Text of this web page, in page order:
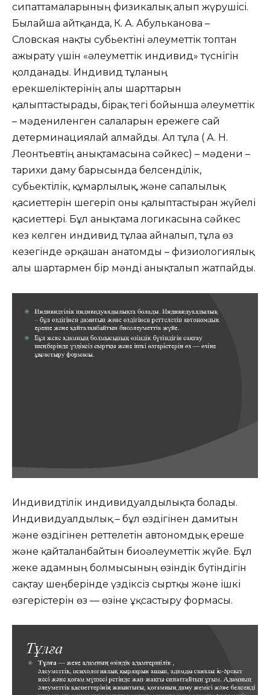
сипаттамаларының физикалық алып жүрушісі.
Былайша айтқанда, К. А. Абульканова –
Словская нақты субьектіні әлеуметтік топтан
ажырату үшін «әлеуметтік индивид» түснігін
қолданады. Индивид тұлғаның
ерекшеліктерінің алғы шарттарын
қалыптастырады, бірақ тегі бойынша әлеуметтік
– мәдениленген салаларын ережеге сай
детерминациялай алмайды. Ал тұлға ( А. Н.
Леонтьевтің анықтамасына сәйкес) – мәдени –
тарихи даму барысында белсенділік,
субьектілік, құмарлылық, және сапалылық
қасиеттерін шегеріп оны қалыптастырған жүйелі
қасиеттері. Бұл анықтама логикасына сәйкес
кез келген индивид тұлғаға айналып, тұлға өз
кезегінде әрқашан анатомды – физиологиялық
алғы шартармен бір мәнді анықталып жатпайды.
Индивидтілік индивидуалдылықта болады.
Индивидуалдылық – бұл өздігінен дамитын
және өздігінен реттелетін автономдық ереше
және қайталанбайтын биоәлеуметтік жүйе. Бұл
жеке адамның болмысының өзіндік бүтіндігін
сақтау шеңберінде үздіксіз сыртқы және ішкі
өзгерістерін өз — өзіне ұқсастыру формасы.